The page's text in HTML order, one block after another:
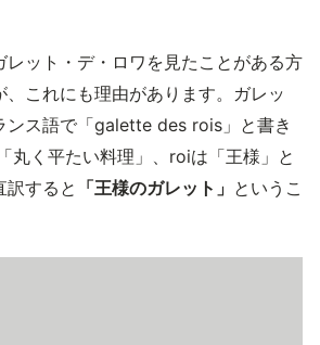
レット・デ・ロワを見たことがある方
、これにも理由があります。ガレッ
ンス語で「galette des rois」と書き
丸く平たい料理」、roiは「王様」と
訳すると 「王様のガレット」 というこ